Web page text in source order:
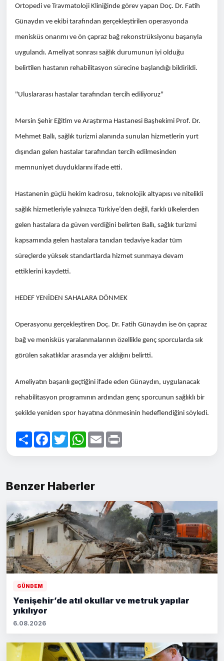
Ortopedi ve Travmatoloji Kliniğinde görev yapan Doç. Dr. Fatih
Günaydın ve ekibi tarafından gerçekleştirilen operasyonda
menisküs onarımı ve ön çapraz bağ rekonstrüksiyonu başarıyla
uygulandı. Ameliyat sonrası sağlık durumunun iyi olduğu
belirtilen hastanın rehabilitasyon sürecine başlandığı bildirildi.
"Uluslararası hastalar tarafından tercih ediliyoruz"
Mersin Şehir Eğitim ve Araştırma Hastanesi Başhekimi Prof. Dr.
Mehmet Ballı, sağlık turizmi alanında sunulan hizmetlerin yurt
dışından gelen hastalar tarafından tercih edilmesinden
memnuniyet duyduklarını ifade etti.
Hastanenin güçlü hekim kadrosu, teknolojik altyapısı ve nitelikli
sağlık hizmetleriyle yalnızca Türkiye’den değil, farklı ülkelerden
gelen hastalara da güven verdiğini belirten Ballı, sağlık turizmi
kapsamında gelen hastalara tanıdan tedaviye kadar tüm
süreçlerde yüksek standartlarda hizmet sunmaya devam
ettiklerini kaydetti.
HEDEF YENİDEN SAHALARA DÖNMEK
Operasyonu gerçekleştiren Doç. Dr. Fatih Günaydın ise ön çapraz
bağ ve menisküs yaralanmalarının özellikle genç sporcularda sık
görülen sakatlıklar arasında yer aldığını belirtti.
Ameliyatın başarılı geçtiğini ifade eden Günaydın, uygulanacak
rehabilitasyon programının ardından genç sporcunun sağlıklı bir
şekilde yeniden spor hayatına dönmesinin hedeflendiğini söyledi.
PaylaşFacebook
TwitterWhatsApp
Email
Benzer Haberler
GÜNDEM
Yenişehir’de atıl okullar ve metruk yapılar
yıkılıyor
6.08.2026